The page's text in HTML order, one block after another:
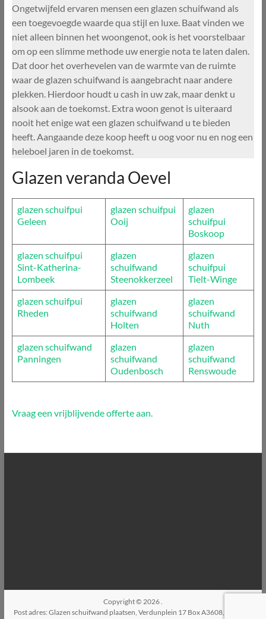
Ongetwijfeld ervaren mensen een glazen schuifwand als
een toegevoegde waarde qua stijl en luxe. Baat vinden we
niet alleen binnen het woongenot, ook is het voorstelbaar
om op een slimme methode uw energie nota te laten dalen.
Dat door het overhevelen van de warmte van de ruimte
waar de glazen schuifwand is aangebracht naar andere
plekken. Hierdoor houdt u cash in uw zak, maar denkt u
alsook aan de toekomst. Extra woon genot is uiteraard
nooit het enige wat een glazen schuifwand u te bieden
heeft. Aangaande deze koop heeft u oog voor nu en nog een
heleboel jaren in de toekomst.
Glazen veranda Oevel
glazen schuifpui
Geleen
glazen schuifpui
Ooij
glazen
schuifpui
Boskoop
glazen schuifpui
Sint-Katherina-
Lombeek
glazen
schuifwand
Steenokkerzeel
glazen
schuifpui
Tielt-Winge
glazen schuifpui
Rheden
glazen
schuifwand
Holten
glazen
schuifwand
Nuth
glazen schuifwand
Panningen
glazen
schuifwand
Oudenbosch
glazen
schuifwand
Renswoude
Vraag een vrijblijvende offerte aan.
Copyright © 2026
Post adres: Glazen schuifwand plaatsen, Verdunplein 17 Box A3608, 5627SZ,